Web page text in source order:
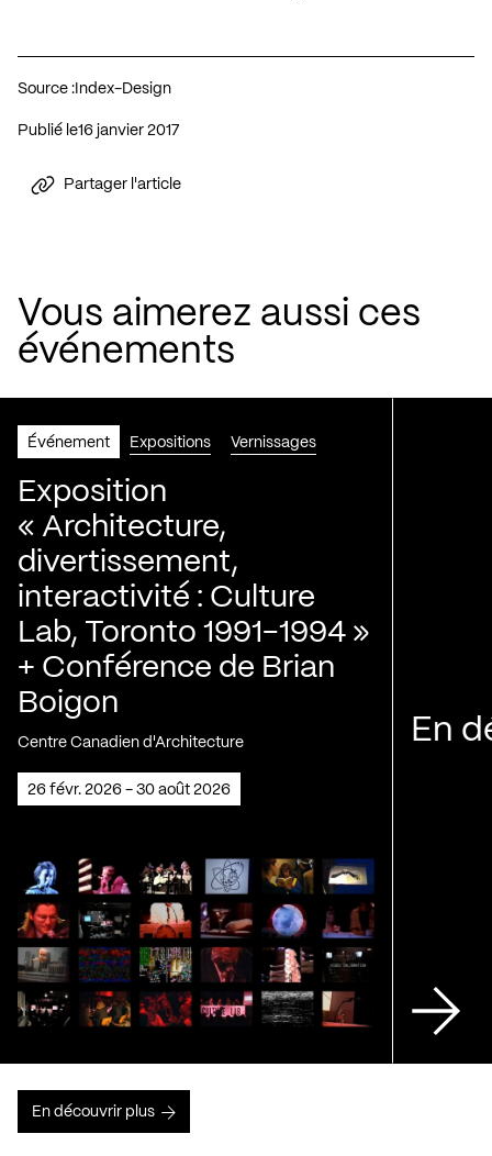
Source : Index-Design
Publié le 16 janvier 2017
Partager l'article
Vous aimerez aussi ces
événements
Événement Expositions Vernissages
Exposition
« Architecture,
divertissement,
interactivité : Culture
Lab, Toronto 1991-1994 »
+ Conférence de Brian
Boigon
Centre Canadien d'Architecture
26 févr. 2026 - 30 août 2026
En
En découvrir plus